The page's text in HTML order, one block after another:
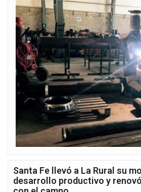
Santa Fe llevó a La Rural su
desarrollo productivo y